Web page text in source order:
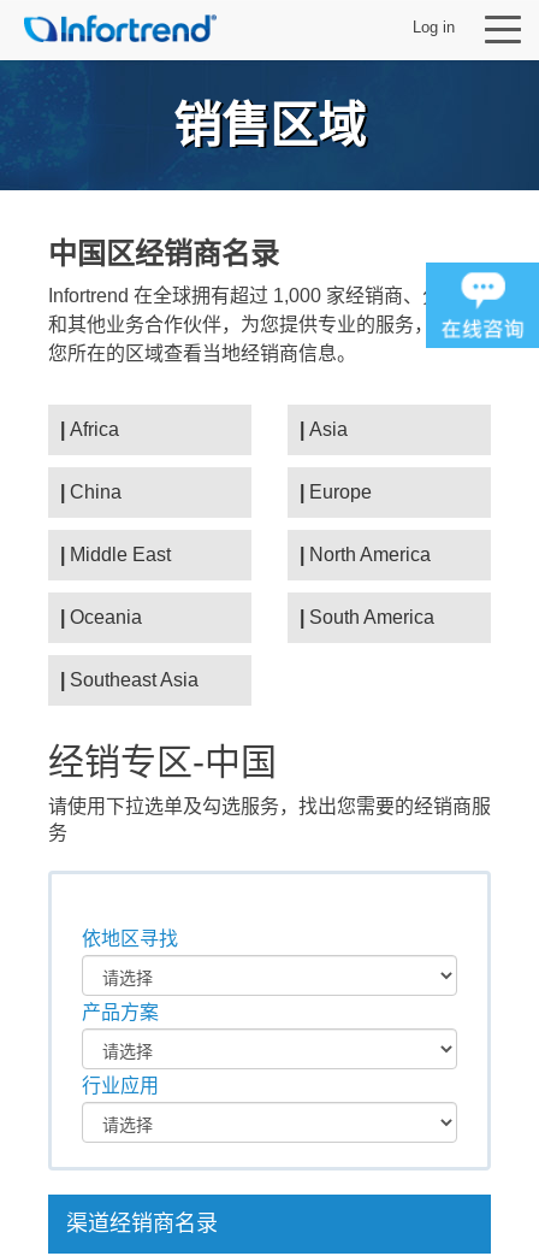
Log in
销售区域
中国区经销商名录
Infortrend 在全球拥有超过 1,000 家经销商、分销商
和其他业务合作伙伴，为您提供专业的服务，请选择
您所在的区域查看当地经销商信息。
Africa Asia
China Europe
Middle East North America
Oceania South America
Southeast Asia
经销专区-中国
请使用下拉选单及勾选服务，找出您需要的经销商服
务
依地区寻找
产品方案
行业应用
渠道经销商名录
解决方案
支持
关于 Infortrend